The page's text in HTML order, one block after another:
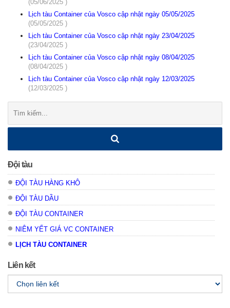
(05/06/2025 )
Lịch tàu Container của Vosco cập nhật ngày 05/05/2025
(05/05/2025 )
Lịch tàu Container của Vosco cập nhật ngày 23/04/2025
(23/04/2025 )
Lịch tàu Container của Vosco cập nhật ngày 08/04/2025
(08/04/2025 )
Lịch tàu Container của Vosco cập nhật ngày 12/03/2025
(12/03/2025 )
kiếm:
Đội tàu
ĐỘI TÀU HÀNG KHÔ
ĐỘI TÀU DẦU
ĐỘI TÀU CONTAINER
NIÊM YẾT GIÁ VC CONTAINER
LỊCH TÀU CONTAINER
Liên kết